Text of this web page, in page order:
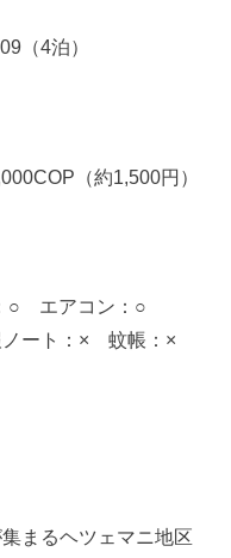
（4泊）
（約1,500円）
○ エアコン：○
ート：× 蚊帳：×
まるヘツェマニ地区